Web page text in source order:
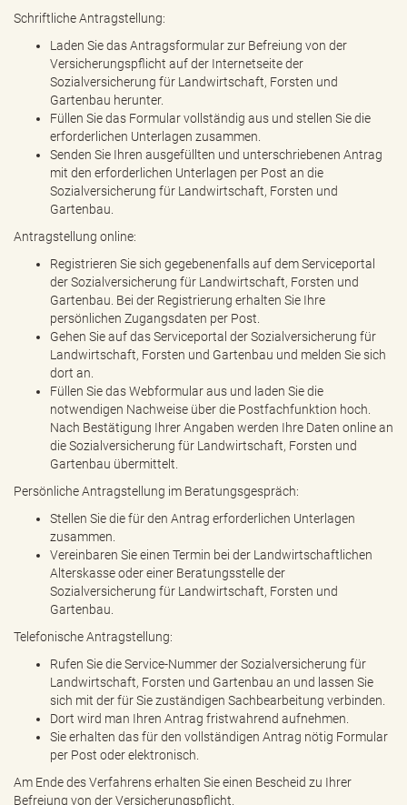
Schriftliche Antragstellung:
Laden Sie das Antragsformular zur Befreiung von der
Versicherungspflicht auf der Internetseite der
Sozialversicherung für Landwirtschaft, Forsten und
Gartenbau herunter.
Füllen Sie das Formular vollständig aus und stellen Sie die
erforderlichen Unterlagen zusammen.
Senden Sie Ihren ausgefüllten und unterschriebenen Antrag
mit den erforderlichen Unterlagen per Post an die
Sozialversicherung für Landwirtschaft, Forsten und
Gartenbau.
Antragstellung online:
Registrieren Sie sich gegebenenfalls auf dem Serviceportal
der Sozialversicherung für Landwirtschaft, Forsten und
Gartenbau. Bei der Registrierung erhalten Sie Ihre
persönlichen Zugangsdaten per Post.
Gehen Sie auf das Serviceportal der Sozialversicherung für
Landwirtschaft, Forsten und Gartenbau und melden Sie sich
dort an.
Füllen Sie das Webformular aus und laden Sie die
notwendigen Nachweise über die Postfachfunktion hoch.
Nach Bestätigung Ihrer Angaben werden Ihre Daten online an
die Sozialversicherung für Landwirtschaft, Forsten und
Gartenbau übermittelt.
Persönliche Antragstellung im Beratungsgespräch:
Stellen Sie die für den Antrag erforderlichen Unterlagen
zusammen.
Vereinbaren Sie einen Termin bei der Landwirtschaftlichen
Alterskasse oder einer Beratungsstelle der
Sozialversicherung für Landwirtschaft, Forsten und
Gartenbau.
Telefonische Antragstellung:
Rufen Sie die Service-Nummer der Sozialversicherung für
Landwirtschaft, Forsten und Gartenbau an und lassen Sie
sich mit der für Sie zuständigen Sachbearbeitung verbinden.
Dort wird man Ihren Antrag fristwahrend aufnehmen.
Sie erhalten das für den vollständigen Antrag nötig Formular
per Post oder elektronisch.
Am Ende des Verfahrens erhalten Sie einen Bescheid zu Ihrer
Befreiung von der Versicherungspflicht.